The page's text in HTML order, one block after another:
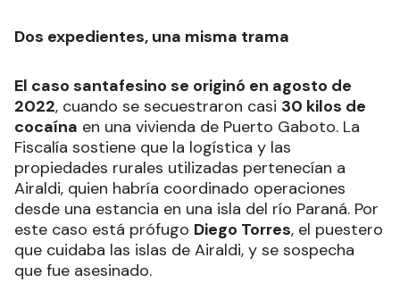
Dos expedientes, una misma trama
El caso santafesino se originó en agosto de
2022, cuando se secuestraron casi 30 kilos de
cocaína en una vivienda de Puerto Gaboto. La
Fiscalía sostiene que la logística y las
propiedades rurales utilizadas pertenecían a
Airaldi, quien habría coordinado operaciones
desde una estancia en una isla del río Paraná. Por
este caso está prófugo Diego Torres, el puestero
que cuidaba las islas de Airaldi, y se sospecha
que fue asesinado.